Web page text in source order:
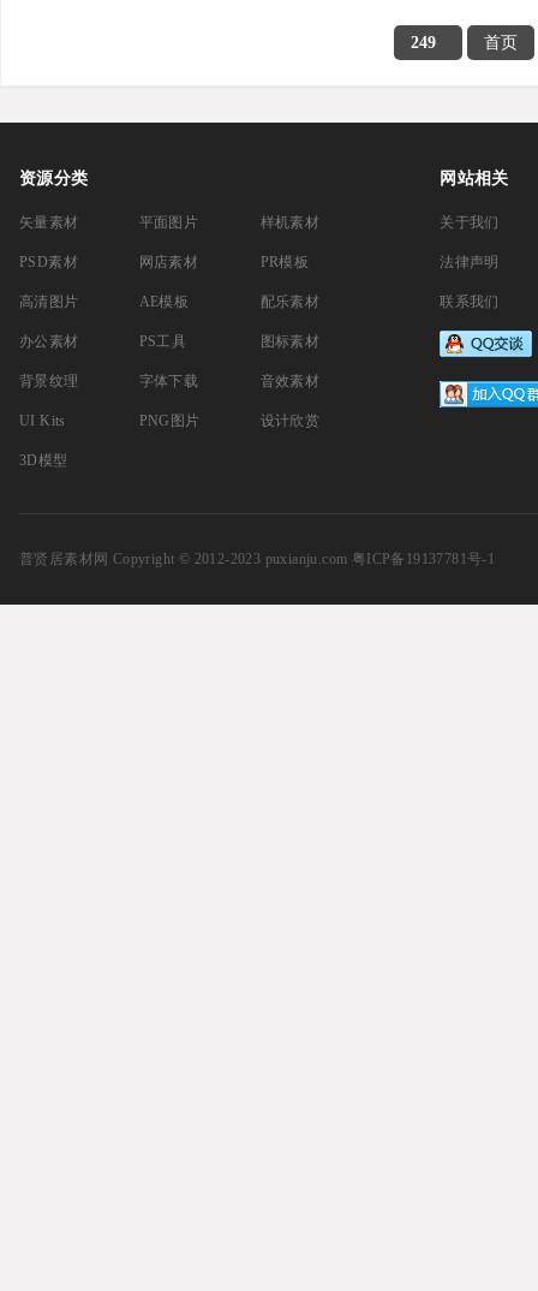
249 首页
资源分类
矢量素材
PSD素材
高清图片
办公素材
背景纹理
UI Kits
3D模型
平面图片
网店素材
AE模板
PS工具
字体下载
PNG图片
样机素材
PR模板
配乐素材
图标素材
音效素材
设计欣赏
网站相关
关于我们
法律声明
联系我们
普贤居素材网 Copyright © 2012-2023 puxianju.com 粤ICP备19137781号-1